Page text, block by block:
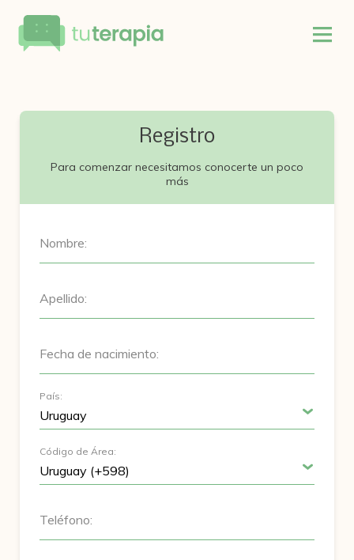
Registro
Para comenzar necesitamos conocerte un poco
más
Nombre:
Apellido:
Fecha de nacimiento:
País:
Código de Área:
Teléfono: